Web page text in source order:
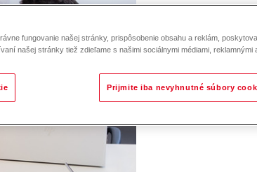
fungovanie našej stránky, prispôsobenie obsahu a reklám,
našej stránky tiež zdieľame s našimi sociálnymi médiami, reklamnými
Prijmite iba nevyhnutné súbory